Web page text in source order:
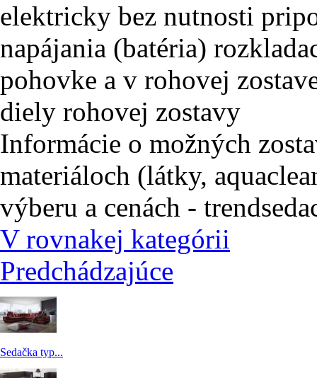
elektricky bez nutnosti
napájania (batéria)
pohovke a v rohovej
diely rohovej zostavy
Informácie o možných
materiáloch (látky,
výberu a cenách -
V rovnakej kategórii
Predchádzajúce
Sedačka typ...